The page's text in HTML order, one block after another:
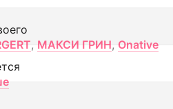
, МАКСИ ГРИН, Onative